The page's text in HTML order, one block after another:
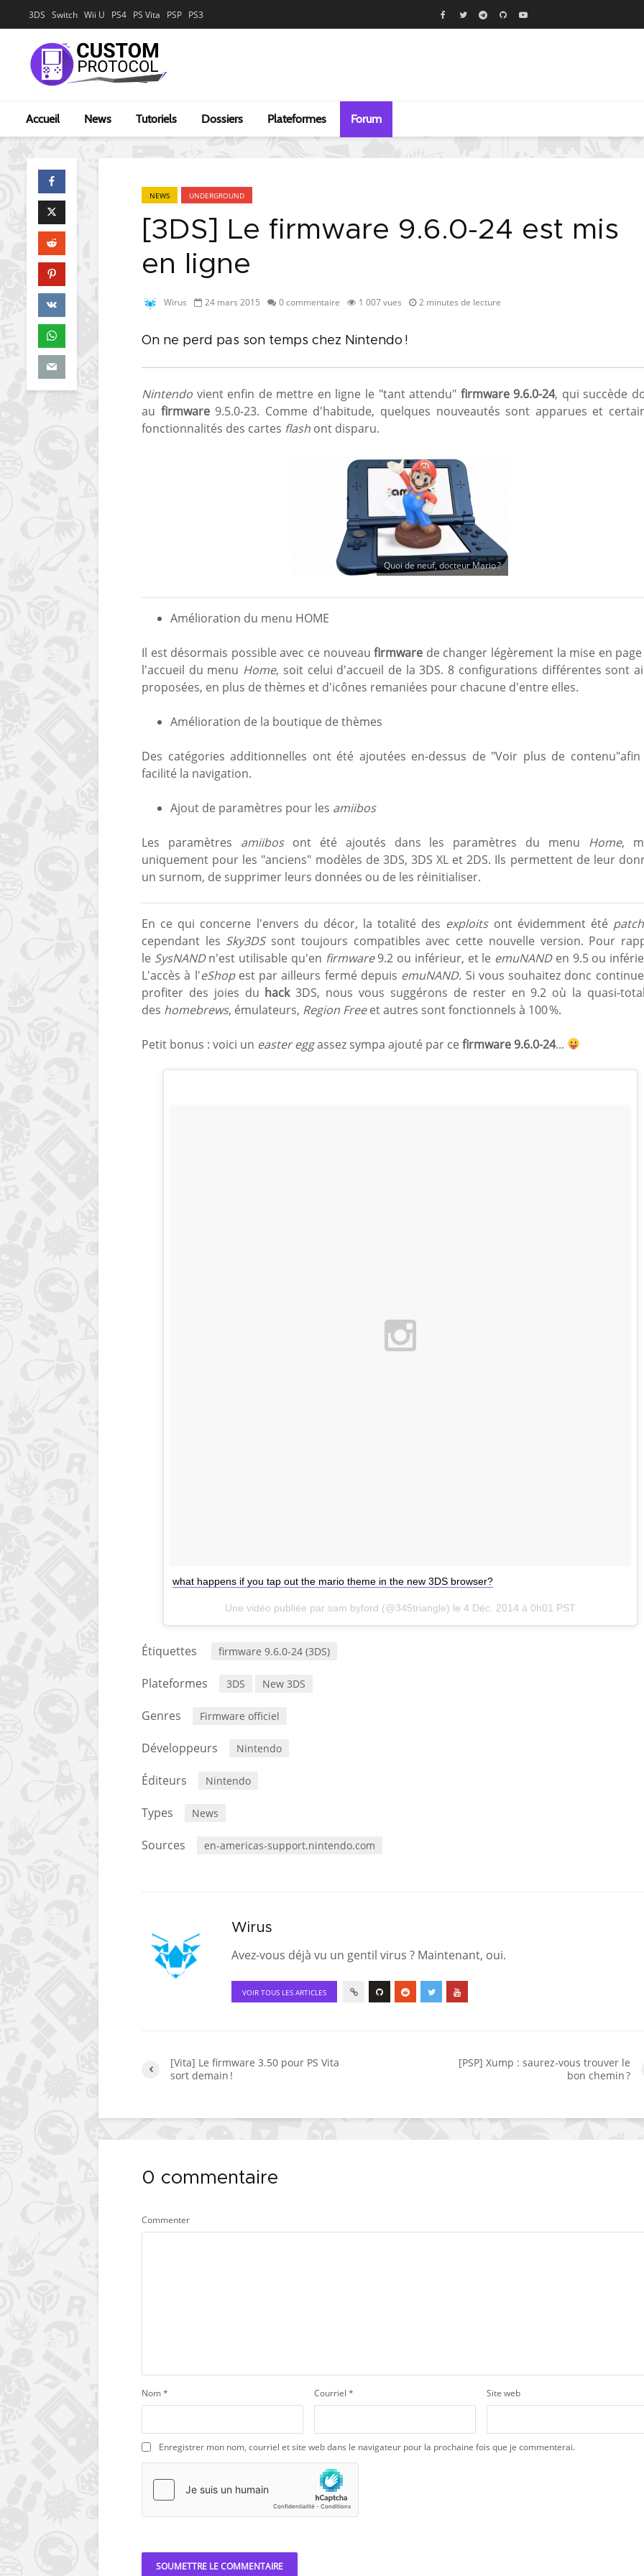
3DS Switch Wii U PS4 PS Vita PSP PS3
Accueil News Tutoriels Dossiers Plateformes Forum
NEWS UNDERGROUND
[3DS] Le firmware 9.6.0-24 est mis
en ligne
Wirus 24 mars 2015 0 commentaire 1 007 vues 2 minutes de lecture
On ne perd pas son temps chez Nintendo !
Nintendo vient enfin de mettre en ligne le "tant attendu" firmware 9.6.0-24, qui succède
au firmware9.5.0-23. Comme d'habitude, quelques nouveautés sont apparues et
fonctionnalités des cartes flash ont disparu.
Quoi de neuf, docteur Mario ?
Amélioration du menu HOME
Il est désormais possible avec ce nouveaufirmware de changer légèrement la mise en
l'accueil du menu Home, soit celui d'accueil de la 3DS. 8 configurations différentes sont
proposées, en plus de thèmes et d'icônes remaniées pour chacune d'entre elles.
Amélioration de la boutique de thèmes
Des catégories additionnelles ont été ajoutées en-dessus de "Voir plus de contenu"afin
facilité la navigation.
Ajout de paramètres pour les amiibos
Les paramètres amiibosont été ajoutés dans les paramètres du menu Home,
uniquement pour les "anciens" modèles de 3DS, 3DS XL et 2DS. Ils permettent de leur
un surnom, de supprimer leurs données ou de les réinitialiser.
En ce qui concerne l'envers du décor, la totalité des exploitsont évidemment été
cependant les Sky3DSsont toujours compatibles avec cette nouvelle version. Pour
le SysNANDn'est utilisable qu'en firmware9.2 ou inférieur, et le emuNANDen 9.5 ou
L'accès à l'eShopest par ailleurs fermé depuis emuNAND. Si vous souhaitez donc
profiter des joies du hack3DS, nous vous suggérons de rester en 9.2 où la quasi-
des homebrews, émulateurs, Region Freeet autres sont fonctionnels à 100 %.
Petit bonus : voici un easter eggassez sympa ajouté par ce firmware 9.6.0-24...
what happens if you tap out the mario theme in the new 3DS browser?
Une vidéo publiée par sam byford (@345triangle) le 4 Déc. 2014 à 0h01 PST
Étiquettes firmware 9.6.0-24 (3DS)
Plateformes 3DS New 3DS
Genres Firmware officiel
Développeurs Nintendo
Éditeurs Nintendo
Types News
Sources en-americas-support.nintendo.com
Wirus
Avez-vous déjà vu un gentil virus ? Maintenant, oui.
VOIR TOUS LES ARTICLES
[Vita] Le firmware 3.50 pour PS Vita
sort demain !
[PSP] Xump : saurez-vous trouver le
bon chemin ?
0 commentaire
Commenter
Nom* Courriel * Site web
Enregistrer mon nom, courriel et site web dans le navigateur pour la prochaine fois que je commenterai.